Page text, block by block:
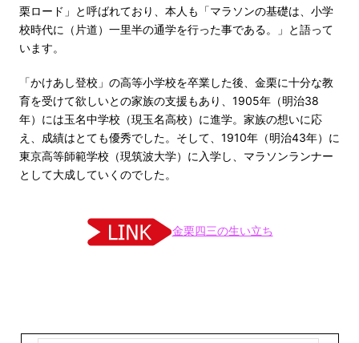
栗ロード」と呼ばれており、本人も「マラソンの基礎は、小学
校時代に（片道）一里半の通学を行った事である。」と語って
います。
「かけあし登校」の高等小学校を卒業した後、金栗に十分な教
育を受けて欲しいとの家族の支援もあり、1905年（明治38
年）には玉名中学校（現玉名高校）に進学。家族の想いに応
え、成績はとても優秀でした。そして、1910年（明治43年）に
東京高等師範学校（現筑波大学）に入学し、マラソンランナー
として大成していくのでした。
金栗四三の生い立ち